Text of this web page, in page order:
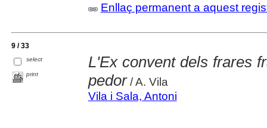
Enllaç permanent a aquest
9 / 33
select
print
L'Ex convent dels frares
pedor/ A. Vila
Vila i Sala, Antoni